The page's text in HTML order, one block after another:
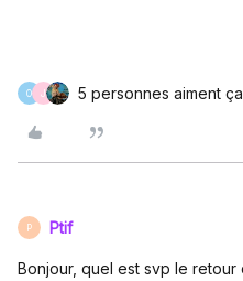
O J 5 personnes aiment ça
P Ptif
Bonjour, quel est svp le